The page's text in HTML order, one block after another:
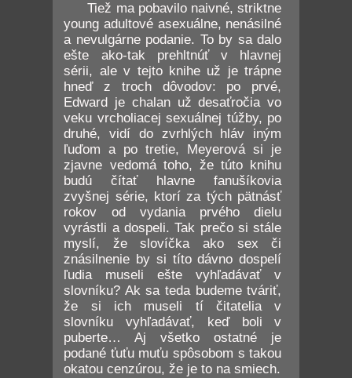
Tiež ma pobavilo naivné, striktne
young adultové asexuálne, nenásilné
a nevulgárne podanie. To by sa dalo
ešte ako-tak prehltnúť v hlavnej
sérii, ale v tejto knihe už je trápne
hneď z troch dôvodov: po prvé,
Edward je chalan už desaťročia vo
veku vrcholiacej sexuálnej túžby, po
druhé, vidí do zvrhlých hláv iným
ľuďom a po tretie, Meyerová si je
zjavne vedomá toho, že túto knihu
budú čítať hlavne fanušíkovia
zvyšnej série, ktorí za tých pätnásť
rokov od vydania prvého dielu
vyrástli a dospeli. Tak prečo si stále
myslí, že slovíčka ako sex či
znásilnenie by si títo dávno dospelí
ľudia museli ešte vyhľadávať v
slovníku? Ak sa teda budeme tváriť,
že si ich museli tí čitatelia v
slovníku vyhľadávať, keď boli v
puberte… Aj všetko ostatné je
podané ťuťu muťu spôsobom s takou
okatou cenzúrou, že je to na smiech.